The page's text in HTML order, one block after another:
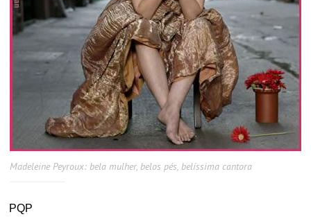
Madeleine Peyroux: bela mulher, belos pés, belíssima cantora
PQP